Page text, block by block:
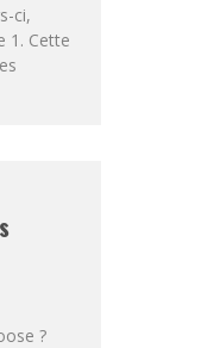
ci,
1. Cette
?